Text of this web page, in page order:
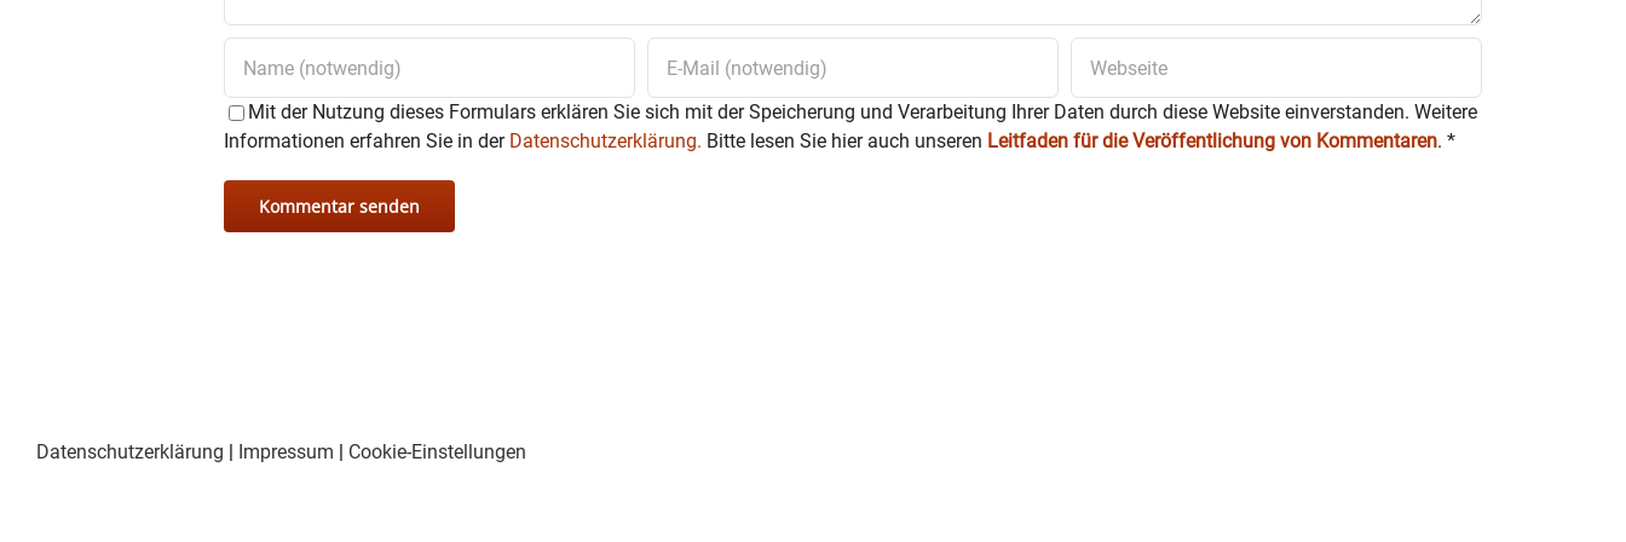
Mit der Nutzung dieses Formulars erklären Sie sich mit der Speicherung und Verarbeitung Ihrer Daten durch diese Website einverstanden. Weitere
Informationen erfahren Sie in der Datenschutzerklärung. Bitte lesen Sie hier auch unseren Leitfaden für die Veröffentlichung von Kommentaren. *
Datenschutzerklärung | Impressum | Cookie-Einstellungen